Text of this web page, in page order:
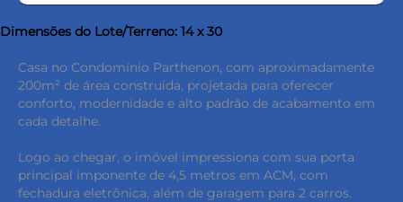
Dimensões do Lote/Terreno: 14 x 30
Casa no Condomínio Parthenon, com aproximadamente
200m² de área construída, projetada para oferecer
conforto, modernidade e alto padrão de acabamento em
cada detalhe.
Logo ao chegar, o imóvel impressiona com sua porta
principal imponente de 4,5 metros em ACM, com
fechadura eletrônica, além de garagem para 2 carros.